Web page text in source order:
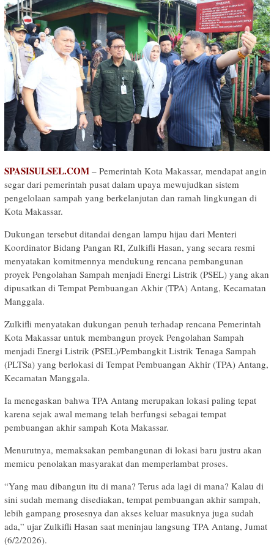
SPASISULSEL.COM – Pemerintah Kota Makassar, mendapat angin
segar dari pemerintah pusat dalam upaya mewujudkan sistem
pengelolaan sampah yang berkelanjutan dan ramah lingkungan di
Kota Makassar.
Dukungan tersebut ditandai dengan lampu hijau dari Menteri
Koordinator Bidang Pangan RI, Zulkifli Hasan, yang secara resmi
menyatakan komitmennya mendukung rencana pembangunan
proyek Pengolahan Sampah menjadi Energi Listrik (PSEL) yang akan
dipusatkan di Tempat Pembuangan Akhir (TPA) Antang, Kecamatan
Manggala.
Zulkifli menyatakan dukungan penuh terhadap rencana Pemerintah
Kota Makassar untuk membangun proyek Pengolahan Sampah
menjadi Energi Listrik (PSEL)/Pembangkit Listrik Tenaga Sampah
(PLTSa) yang berlokasi di Tempat Pembuangan Akhir (TPA) Antang,
Kecamatan Manggala.
Ia menegaskan bahwa TPA Antang merupakan lokasi paling tepat
karena sejak awal memang telah berfungsi sebagai tempat
pembuangan akhir sampah Kota Makassar.
Menurutnya, memaksakan pembangunan di lokasi baru justru akan
memicu penolakan masyarakat dan memperlambat proses.
“Yang mau dibangun itu di mana? Terus ada lagi di mana? Kalau di
sini sudah memang disediakan, tempat pembuangan akhir sampah,
lebih gampang prosesnya dan akses keluar masuknya juga sudah
ada,” ujar Zulkifli Hasan saat meninjau langsung TPA Antang, Jumat
(6/2/2026).